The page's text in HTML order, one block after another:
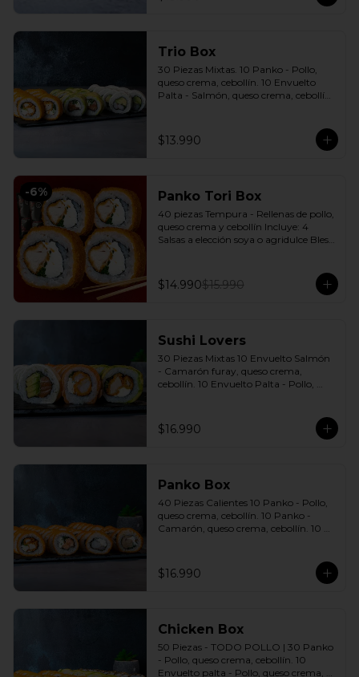
Trio Box
30 Piezas Mixtas. 10 Panko - Pollo,
queso crema, cebollín. 10 Envuelto
Palta - Salmón, queso crema, cebollín.
agridulce Bless + 2 palitos
$13.990
-6% Panko Tori Box
40 piezas Tempura - Rellenas de pollo,
queso crema y cebollín Incluye: 4
Salsas a elección soya o agridulce Bless
$14.990$15.990
Sushi Lovers
30 Piezas Mixtas 10 Envuelto Salmón
- Camarón furay, queso crema,
cebollín. 10 Envuelto Palta - Pollo,
Incluye: 3 Salsas a elección soya o
agridulce Bless + 2 palitos
$16.990
Panko Box
40 Piezas Calientes 10 Panko - Pollo,
queso crema, cebollín. 10 Panko -
Camarón, queso crema, cebollín. 10
queso crema, cebollín. Incluye: 4 Salsas
a elección soya o agridulce Bless + 2
$16.990
Chicken Box
50 Piezas - TODO POLLO | 30 Panko
- Pollo, queso crema, cebollín. 10
Envuelto palta - Pollo, queso crema,